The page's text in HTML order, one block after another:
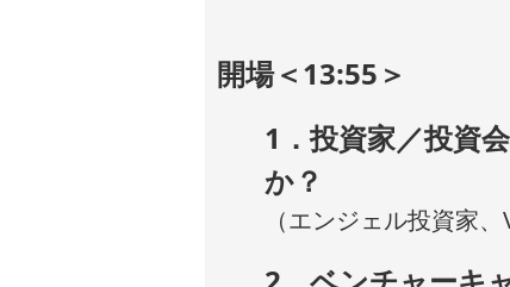
開場＜13:55＞
1．投資家／投資
か？
（エンジェル投資家